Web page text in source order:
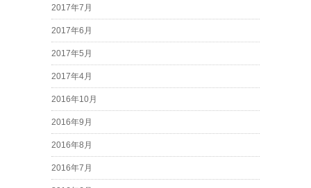
2017年7月
2017年6月
2017年5月
2017年4月
2016年10月
2016年9月
2016年8月
2016年7月